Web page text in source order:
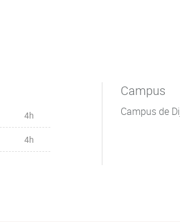
4h
4h
Campus
Campus de